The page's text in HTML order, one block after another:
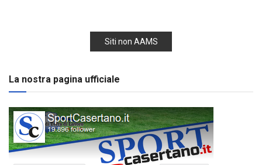
Siti non AAMS
La nostra pagina ufficiale